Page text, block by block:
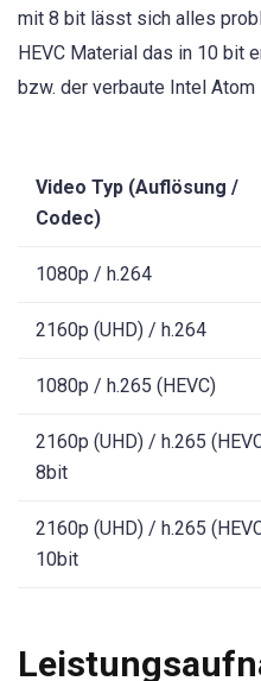
mit 8 bit lässt sich alles
HEVC Material das in 10 bit
bzw. der verbaute Intel
Video Typ (Auflösung /
Codec)
1080p / h.264
2160p (UHD) / h.264
1080p / h.265 (HEVC)
2160p (UHD) / h.265
8bit
2160p (UHD) / h.265
10bit